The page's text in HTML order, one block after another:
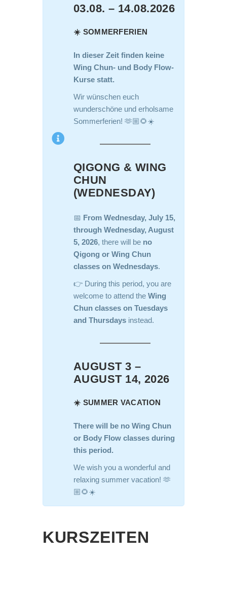
03.08. – 14.08.2026
☀️ SOMMERFERIEN
In dieser Zeit finden keine
Wing Chun- und Body Flow-
Kurse statt.
Wir wünschen euch
wunderschöne und erholsame
Sommerferien! 🫶🏼🌻☀️
QIGONG & WING
CHUN
(WEDNESDAY)
📅 From Wednesday, July 15,
through Wednesday, August
5, 2026, there will be no
Qigong or Wing Chun
classes on Wednesdays.
👉 During this period, you are
welcome to attend the Wing
Chun classes on Tuesdays
and Thursdays instead.
AUGUST 3 –
AUGUST 14, 2026
☀️ SUMMER VACATION
There will be no Wing Chun
or Body Flow classes during
this period.
We wish you a wonderful and
relaxing summer vacation! 🫶
🏼🌻☀️
KURSZEITEN